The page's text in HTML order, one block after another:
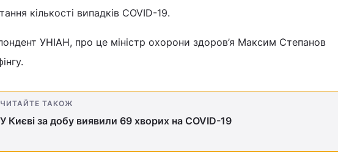
кількості випадків COVID-19.
УНІАН, про це міністр охорони здоров’я Максим Степанов
ЧИТАЙТЕ ТАКОЖ
У Києві за добу виявили 69 хворих на COVID-19